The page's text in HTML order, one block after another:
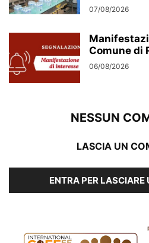
07/08/2026
Comune di
06/08/2026
NESSUN
LASCIA UN
ENTRA PER